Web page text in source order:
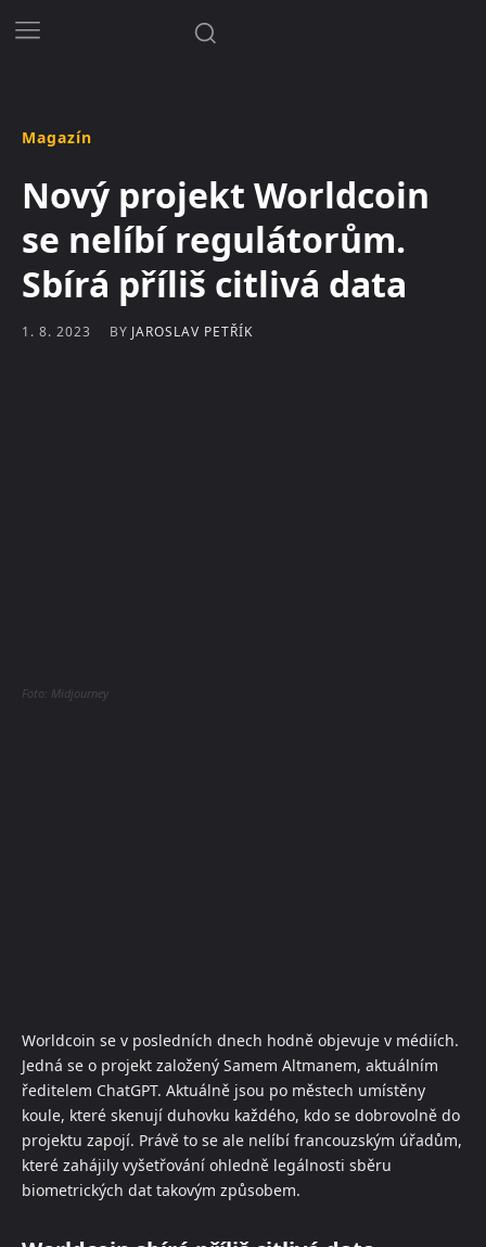
Magazín
Nový projekt Worldcoin
se nelíbí regulátorům.
Sbírá příliš citlivá data
1. 8. 2023 BY JAROSLAV PETŘÍK
Foto: Midjourney
Worldcoin se v posledních dnech hodně objevuje v médiích.
Jedná se o projekt založený Samem Altmanem, aktuálním
ředitelem ChatGPT. Aktuálně jsou po městech umístěny
koule, které skenují duhovku každého, kdo se dobrovolně do
projektu zapojí. Právě to se ale nelíbí francouzským úřadům,
které zahájily vyšetřování ohledně legálnosti sběru
biometrických dat takovým způsobem.